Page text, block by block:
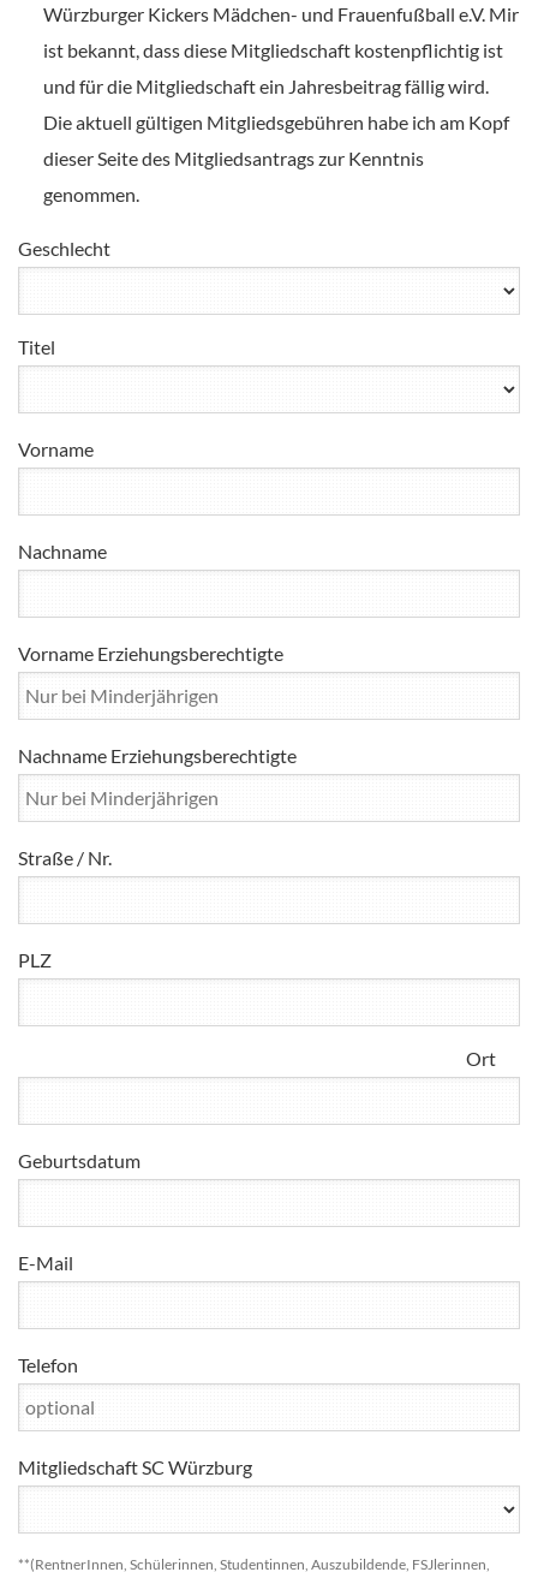
Würzburger Kickers Mädchen- und Frauenfußball e.V. Mir
ist bekannt, dass diese Mitgliedschaft kostenpflichtig ist
und für die Mitgliedschaft ein Jahresbeitrag fällig wird.
Die aktuell gültigen Mitgliedsgebühren habe ich am Kopf
dieser Seite des Mitgliedsantrags zur Kenntnis
genommen.
Geschlecht
Titel
Vorname
Nachname
Vorname Erziehungsberechtigte
Nachname Erziehungsberechtigte
Straße / Nr.
PLZ
Ort
Geburtsdatum
E-Mail
Telefon
Mitgliedschaft SC Würzburg
**(RentnerInnen, Schülerinnen, Studentinnen, Auszubildende, FSJlerinnen,